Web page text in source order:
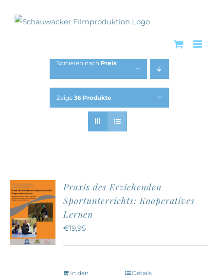
Inhalt
Sortieren nach Preis
Zeige 36 Produkte
Praxis des Erziehenden
Sportunterrichts: Kooperatives
Lernen
€19,95
In den
Details